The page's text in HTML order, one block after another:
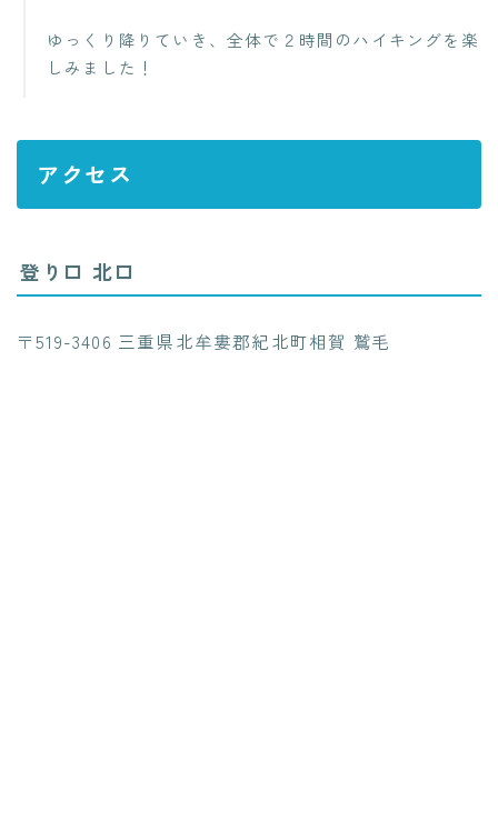
ゆっくり降りていき、全体で２時間のハイキングを楽
しみました！
アクセス
登り口 北口
〒519-3406 三重県北牟婁郡紀北町相賀 鷲毛